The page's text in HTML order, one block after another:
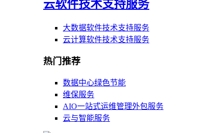
云软件技术支持服务
大数据软件技术支持服务
云计算软件技术支持服务
热门推荐
数据中心绿色节能
维保服务
AIO一站式运维管理外包服务
云与智能服务